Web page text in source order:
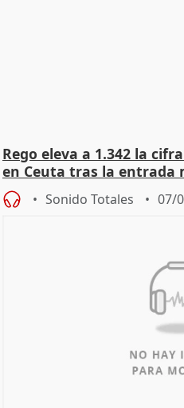
Rego eleva a 1.342 la
en Ceuta tras la entrada
Sonido Totales 07/